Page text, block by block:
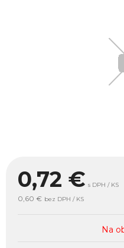
0,72 € s DPH / KS
0,60 € bez DPH / KS
Na